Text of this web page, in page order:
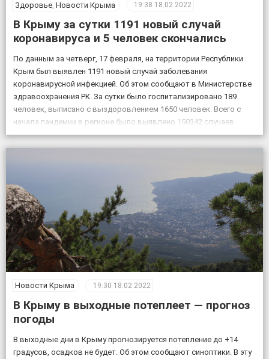
Здоровье Новости Крыма 19:38 18.02.2022
В Крыму за сутки 1191 новый случай
коронавируса и 5 человек скончались
По данным за четверг, 17 февраля, на территории Республики
Крым был выявлен 1191 новый случай заболевания
коронавирусной инфекцией. Об этом сообщают в Министерстве
здравоохранения РК. За сутки было госпитализировано 189
человек, выписано с выздоровлением 1650 человек. Всего с
начала пандемии в регионе было выявлено 150342 случаев
заболевания коронавирусом, скончалось 4830 пациентов с
подтвержденным коронавирусом, в […]
Новости Крыма 19:30 18.02.2022
В Крыму в выходные потеплеет — прогноз
погоды
В выходные дни в Крыму прогнозируется потепление до +14
градусов, осадков не будет. Об этом сообщают синоптики. В эту